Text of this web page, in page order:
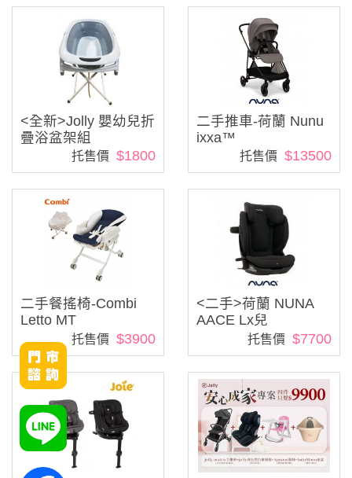
<全新>Jolly 嬰幼兒折
疊浴盆架組
托售價 $1800
二手推車-荷蘭 Nunu
ixxa™
托售價 $13500
二手餐搖椅-Combi
Letto MT
托售價 $3900
<二手>荷蘭 NUNA
AACE Lx兒
托售價 $7700